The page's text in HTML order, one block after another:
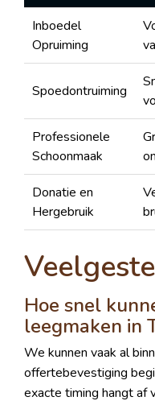
Inboedel
Opruiming
Spoedontruiming
Professionele
Schoonmaak
Donatie en
Hergebruik
Hoe snel
leegmaken in
We kunnen vaak al
offertebevestiging
exacte timing hangt af